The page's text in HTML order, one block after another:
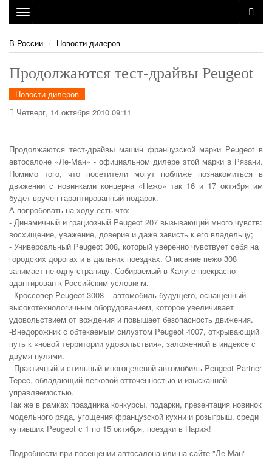
Toggle
navigation
В России
Новости дилеров
Продолжаются тест-драйвы Peugeot
Новости дилеров
Четверг, 14 октября 2010 09:11
Продолжаются тест-драйвы машин французской марки Peugeot в
автосалоне «Ле-Ман» - официальном дилере этой марки в Рязани.
Помимо того, что посетители могут поближе познакомиться в
движении с новинками концерна «Пежо» так 16 и 17 октября им
будет вручен гарантированный подарок.
А попробовать на ходу есть что:
- Динамичный и грациозный Peugeot 207 вызывающий много чувств:
восхищение, уважение, доверие и даже зависть к его владельцу;
- Универсальный Peugeot 308, который уверенно чувствует себя на
городских дорогах и в дальних поездках. Описание пежо 308
занимает не одну страницу. Собираемый в Калуге прекрасно
адаптирован к Российским условиям.
- Кроссовер Peugeot 3008 – автомобиль будущего, оснащенный
высокотехнологичным оборудованием, которое увеличивает
удовольствием от вождения и повышает безопасность движения.
-Внедорожник с обтекаемым силуэтом Peugeot 4007, открывающий
путь к «новой территории удовольствия», заложенной в индексе с
двумя нулями.
- Практичный и стильный многоцелевой автомобиль Peugeot Partner
Tepee, обладающий легковой отточенностью и изысканной
управляемостью.
Так же в рамках праздника конкурсы, подарки, презентация новинок
модельного ряда, угощения французской кухни и розыгрыш, среди
купивших Peugeot с 1 по 15 октября, поездки в Париж!
Подробности при посещении автосалона или на сайте "Ле-Ман"